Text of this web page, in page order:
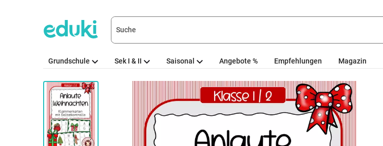
Grundschule Sek I & II Saisonal Angebote % Empfehlungen Magazin